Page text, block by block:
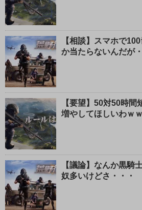
【相談】スマホで
か当たらないんだが
【要望】50対50時間
増やしてほしいわｗ
【議論】なんか黒騎
奴多いけどさ・・・